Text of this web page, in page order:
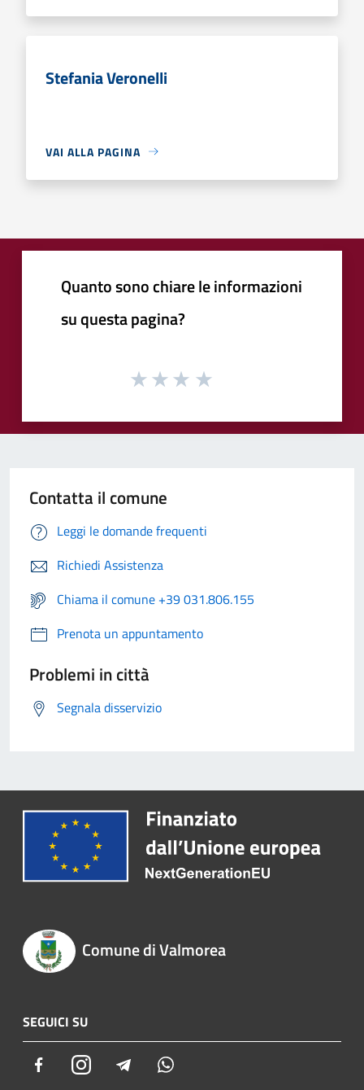
Stefania Veronelli
VAI ALLA PAGINA
Quanto sono chiare le informazioni
su questa pagina?
Contatta il comune
Leggi le domande frequenti
Richiedi Assistenza
Chiama il comune +39 031.806.155
Prenota un appuntamento
Problemi in città
Segnala disservizio
Comune di Valmorea
SEGUICI SU
FacebookInstagram Telegram